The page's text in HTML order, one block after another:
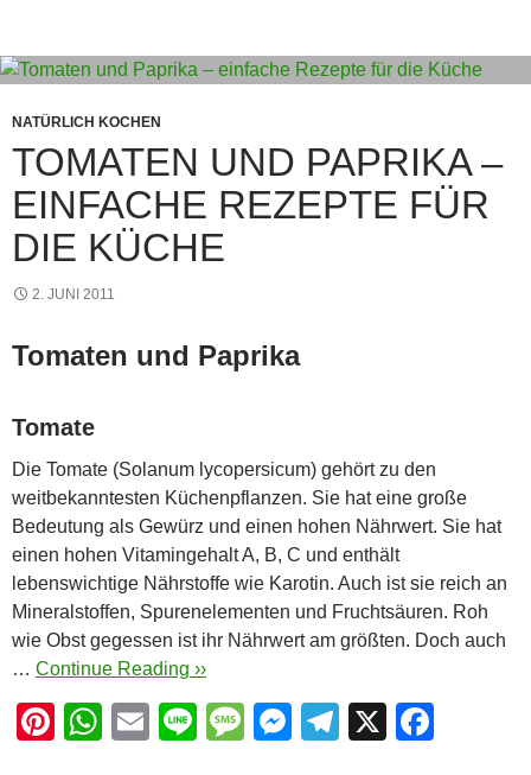
p
er
o
k
NATÜRLICH KOCHEN
TOMATEN UND PAPRIKA –
EINFACHE REZEPTE FÜR
DIE KÜCHE
2. JUNI 2011
Tomaten und Paprika
Tomate
Die Tomate (Solanum lycopersicum) gehört zu den
weitbekanntesten Küchenpflanzen. Sie hat eine große
Bedeutung als Gewürz und einen hohen Nährwert. Sie hat
einen hohen Vitamingehalt A, B, C und enthält
lebenswichtige Nährstoffe wie Karotin. Auch ist sie reich an
Mineralstoffen, Spurenelementen und Fruchtsäuren. Roh
wie Obst gegessen ist ihr Nährwert am größten. Doch auch
… Continue Reading ››
Pi
W
E
Li
M M
T
X